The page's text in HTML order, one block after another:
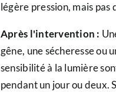
légère pression, mais pas
Après l'intervention :
gêne, une sécheresse ou
sensibilité à la lumière
pendant un jour ou deux.